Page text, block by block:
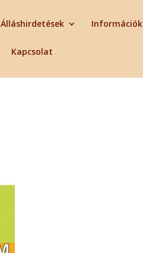
Álláshirdetések Információk
Kapcsolat